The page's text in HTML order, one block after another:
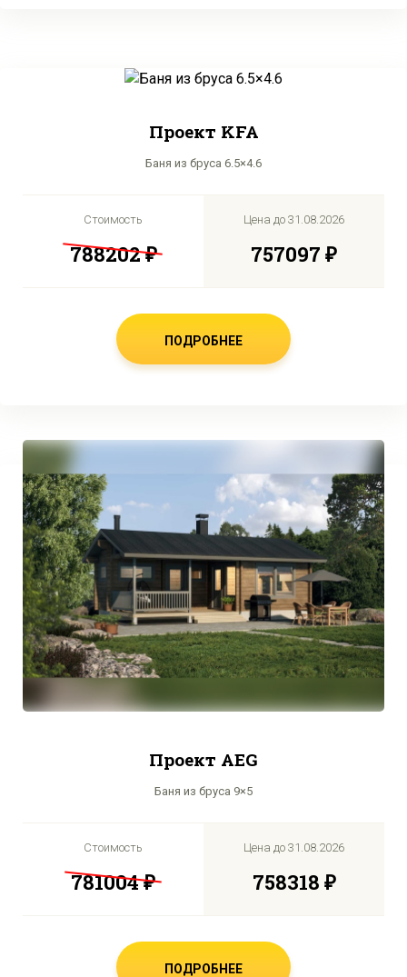
Проект KFA
Баня из бруса 6.5×4.6
Стоимость
788202 ₽
Цена до 31.08.2026
757097 ₽
ПОДРОБНЕЕ
Проект AEG
Баня из бруса 9×5
Стоимость
781004 ₽
Цена до 31.08.2026
758318 ₽
ПОДРОБНЕЕ